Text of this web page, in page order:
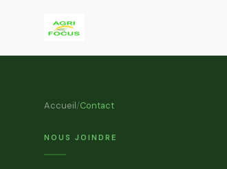
Accueil/Contact
NOUS JOINDRE